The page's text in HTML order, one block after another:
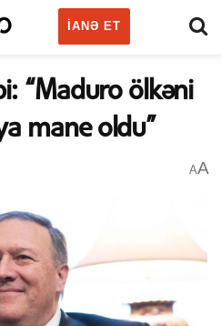
IANƏ ET
“Maduro ölkəni
mane oldu”
AA